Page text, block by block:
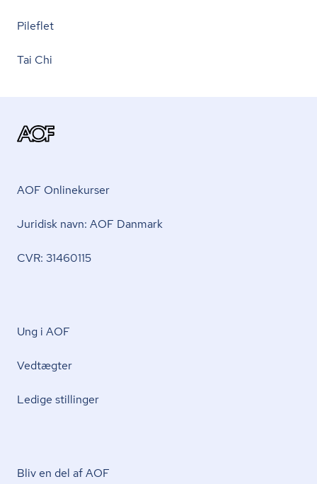
Pileflet
Tai Chi
AOF Onlinekurser
Juridisk navn: AOF Danmark
CVR: 31460115
Ung i AOF
Vedtægter
Ledige stillinger
Bliv en del af AOF